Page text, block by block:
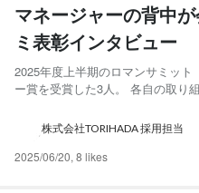
マネージャーの背中
ミ表彰インタビュー
2025年度上半期のロマンサミッ
ー賞を受賞した3人。 各自の取り
担う3人のマネージャー ──普段の
中： クライアント広告のプロモー
株式会社TORIHADA 採用担当
2025/06/20,8 likes